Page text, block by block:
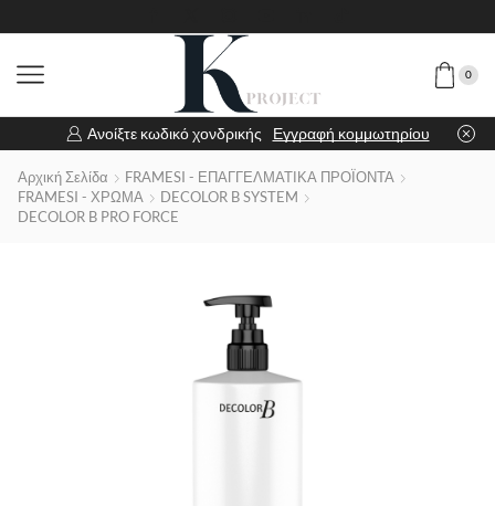
0
Ανοίξτε κωδικό χονδρικής Εγγραφή κομμωτηρίου
Αρχική Σελίδα
FRAMESI - ΕΠΑΓΓΕΛΜΑΤΙΚΑ ΠΡΟΪΟΝΤΑ
FRAMESI - ΧΡΩΜΑ
DECOLOR B SYSTEM
DECOLOR B PRO FORCE